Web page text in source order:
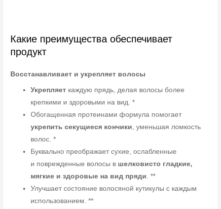
Какие преимущества обеспечивает
продукт
Восстанавливает и укрепляет волосы
Укрепляет каждую прядь, делая волосы более
крепкими и здоровыми на вид. *
Обогащенная протеинами формула помогает
укрепить секущиеся кончики, уменьшая ломкость
волос. *
Буквально преображает сухие, ослабленные
и поврежденные волосы в шелковисто гладкие,
мягкие и здоровые на вид пряди. **
Улучшает состояние волосяной кутикулы с каждым
использованием. **